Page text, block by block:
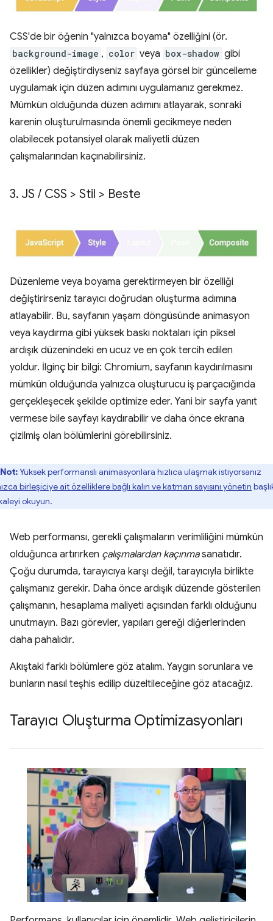
CSS'de bir öğenin "yalnızca boyama" özelliğini (ör.
background-image , color veya box-shadow gibi
özellikler) değiştirdiyseniz sayfaya görsel bir güncelleme
uygulamak için düzen adımını uygulamanız gerekmez.
Mümkün olduğunda düzen adımını atlayarak, sonraki
karenin oluşturulmasında önemli gecikmeye neden
olabilecek potansiyel olarak maliyetli düzen
çalışmalarından kaçınabilirsiniz.
3. JS / CSS > Stil > Beste
Düzenleme veya boyama gerektirmeyen bir özelliği
değiştirirseniz tarayıcı doğrudan oluşturma adımına
atlayabilir. Bu, sayfanın yaşam döngüsünde animasyon
veya kaydırma gibi yüksek baskı noktaları için piksel
ardışık düzenindeki en ucuz ve en çok tercih edilen
yoldur. İlginç bir bilgi: Chromium, sayfanın kaydırılmasını
mümkün olduğunda yalnızca oluşturucu iş parçacığında
gerçekleşecek şekilde optimize eder. Yani bir sayfa yanıt
vermese bile sayfayı kaydırabilir ve daha önce ekrana
çizilmiş olan bölümlerini görebilirsiniz.
Not:Yüksek performanslı animasyonlara hızlıca ulaşmak istiyorsanız
birleşiciye ait özelliklere bağlı kalın ve katman sayısını yönetin
okuyun.
Web performansı, gerekli çalışmaların verimliliğini mümkün
olduğunca artırırken çalışmalardan kaçınmasanatıdır.
Çoğu durumda, tarayıcıya karşı değil, tarayıcıyla birlikte
çalışmanız gerekir. Daha önce ardışık düzende gösterilen
çalışmanın, hesaplama maliyeti açısından farklı olduğunu
unutmayın. Bazı görevler, yapıları gereği diğerlerinden
daha pahalıdır.
Akıştaki farklı bölümlere göz atalım. Yaygın sorunlara ve
bunların nasıl teşhis edilip düzeltileceğine göz atacağız.
Tarayıcı Oluşturma Optimizasyonları